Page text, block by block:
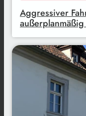
Aggressiver